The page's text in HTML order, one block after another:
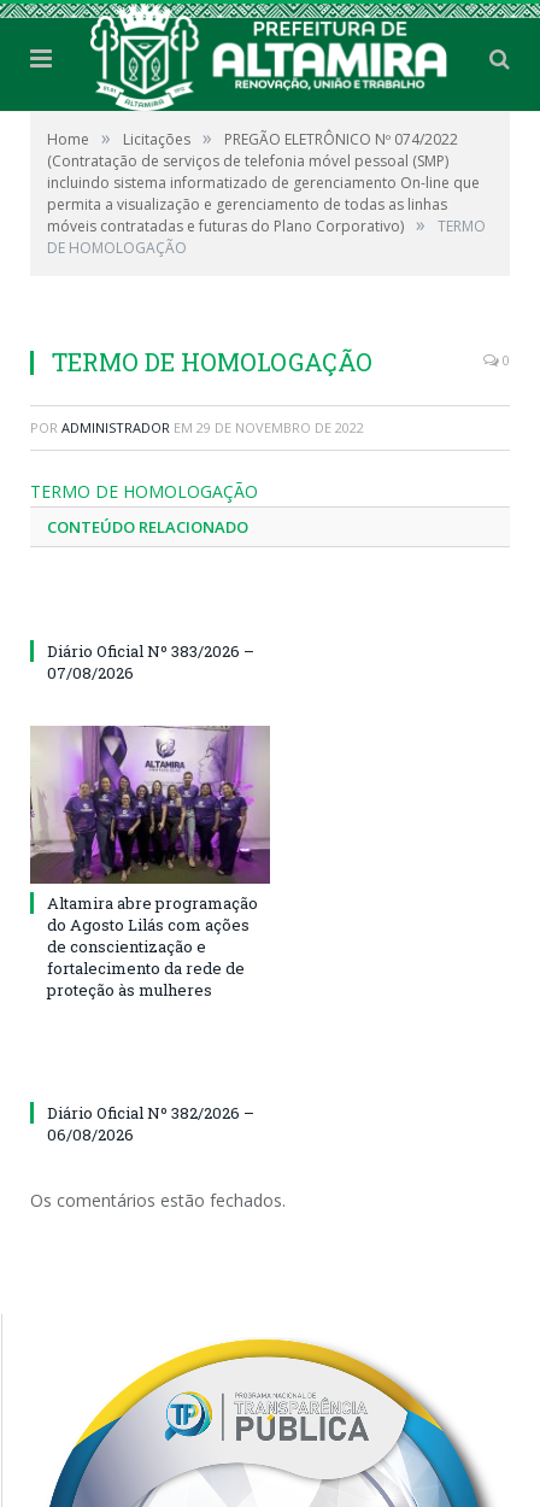
Home » Licitações »
PREGÃO ELETRÔNICO Nº 074/2022
(Contratação de serviços de telefonia móvel pessoal (SMP)
incluindo sistema informatizado de gerenciamento On-line que
permita a visualização e gerenciamento de todas as linhas
móveis contratadas e futuras do Plano Corporativo) »
TERMO
DE HOMOLOGAÇÃO
TERMO DE HOMOLOGAÇÃO 0
POR ADMINISTRADOR EM 29 DE NOVEMBRO DE 2022
TERMO DE HOMOLOGAÇÃO
CONTEÚDO RELACIONADO
Diário Oficial Nº 383/2026 –
07/08/2026
Altamira abre programação
do Agosto Lilás com ações
de conscientização e
fortalecimento da rede de
proteção às mulheres
Diário Oficial Nº 382/2026 –
06/08/2026
Os comentários estão fechados.